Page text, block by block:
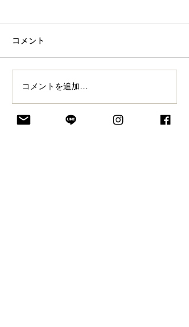
5月25日はコーヒーソフ
ト記念日
コメント
コメントを追加…